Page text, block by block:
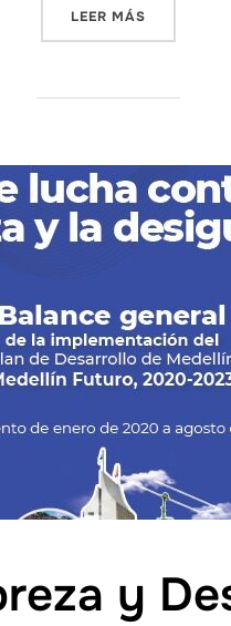
LEER MÁS
y